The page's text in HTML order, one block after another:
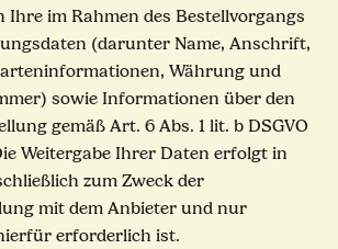
Ihre im Rahmen des Bestellvorgangs
(darunter Name, Anschrift,
Währung und
sowie Informationen über den
gemäß Art. 6 Abs. 1 lit. b DSGVO
Weitergabe Ihrer Daten erfolgt in
zum Zweck der
mit dem Anbieter und nur
erforderlich ist.